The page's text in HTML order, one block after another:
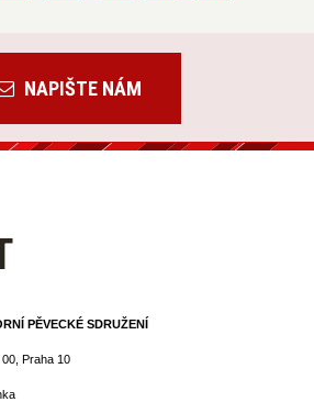
NAPIŠTE NÁM
PĚVECKÉ SDRUŽENÍ
Praha 10